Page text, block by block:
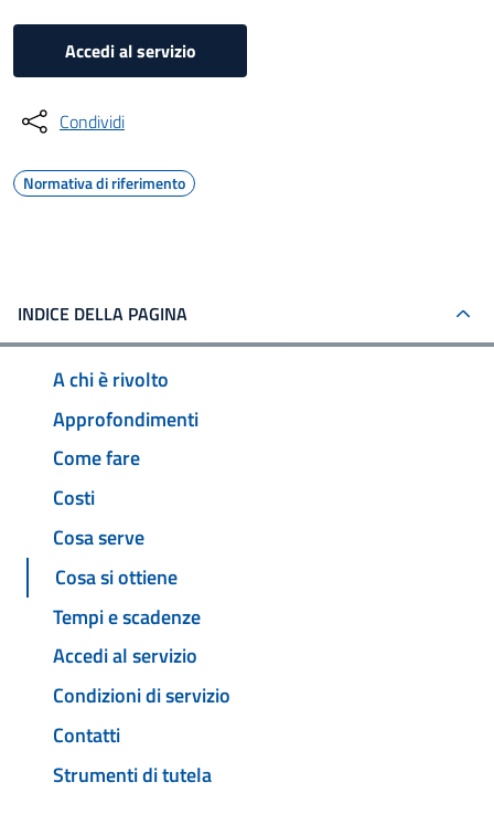
Accedi al servizio
Condividi
Normativa di riferimento
INDICE DELLA PAGINA
A chi è rivolto
Approfondimenti
Come fare
Costi
Cosa serve
Cosa si ottiene
Tempi e scadenze
Accedi al servizio
Condizioni di servizio
Contatti
Strumenti di tutela